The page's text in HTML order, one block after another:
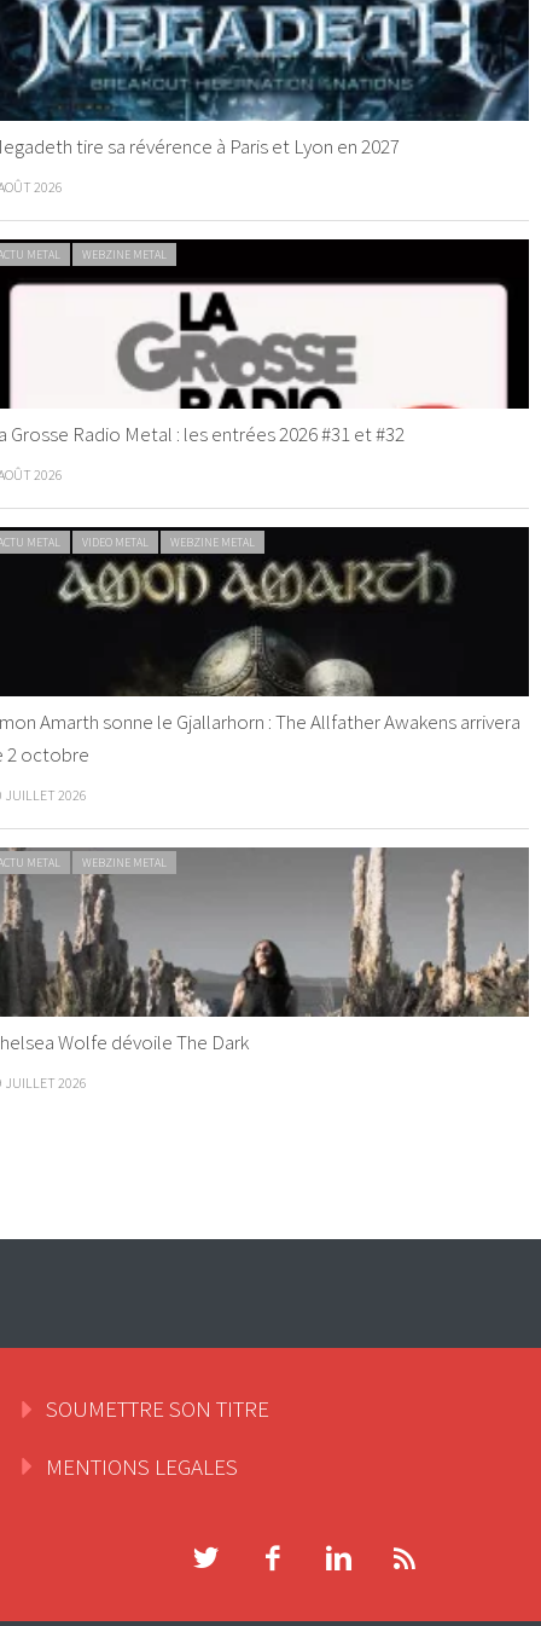
tire sa révérence à Paris et Lyon en 2027
2026
METAL WEBZINE METAL
Grosse Radio Metal : les entrées 2026 #31 et #32
2026
METAL VIDEO METAL WEBZINE METAL
Amarth sonne le Gjallarhorn : The Allfather Awakens arrivera
2 octobre
JUILLET 2026
METAL WEBZINE METAL
Wolfe dévoile The Dark
JUILLET 2026
SOUMETTRE SON TITRE
MENTIONS LEGALES